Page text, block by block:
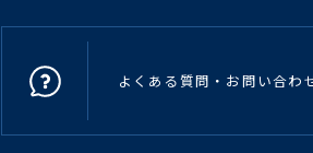
よくある質問・お問い合わ